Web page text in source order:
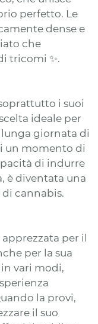
perfetto. Le
dense e
che
tricomi ✨.
i suoi
ideale per
giornata di
un momento di
di indurre
è diventata una
cannabis.
per il
per la sua
vari modi,
la provi,
il suo